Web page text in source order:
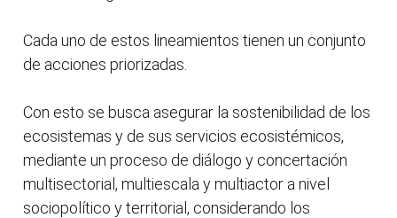
Cada uno de estos lineamientos tienen un conjunto
de acciones priorizadas.
Con esto se busca asegurar la sostenibilidad de los
ecosistemas y de sus servicios ecosistémicos,
mediante un proceso de diálogo y concertación
multisectorial, multiescala y multiactor a nivel
sociopolítico y territorial, considerando los